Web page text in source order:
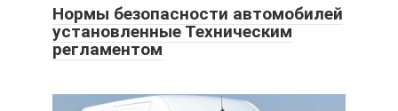
Нормы безопасности автомобилей
установленные Техническим
регламентом